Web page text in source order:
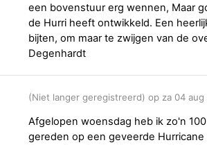
een bovenstuur erg wennen, Maar
de Hurri heeft ontwikkeld. Een
bijten, om maar te zwijgen van de
Degenhardt
(Niet langer geregistreerd) op za 04 aug
Afgelopen woensdag heb ik zo'n
gereden op een geveerde